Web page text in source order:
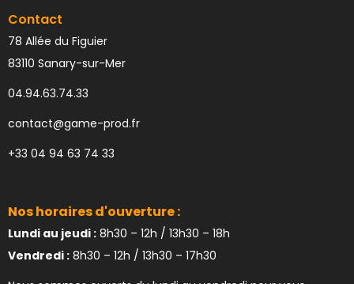
Contact
78 Allée du Figuier
83110 Sanary-sur-Mer
04.94.63.74.33
contact@game-prod.fr
+33 04 94 63 74 33
Nos horaires d'ouverture :
Lundi au jeudi : 8h30 – 12h / 13h30 – 18h
Vendredi : 8h30 – 12h / 13h30 – 17h30